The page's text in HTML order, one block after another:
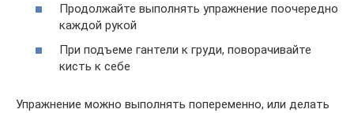
Продолжайте выполнять упражнение поочередно
каждой рукой
При подъеме гантели к груди, поворачивайте
кисть к себе
Упражнение можно выполнять попеременно, или делать